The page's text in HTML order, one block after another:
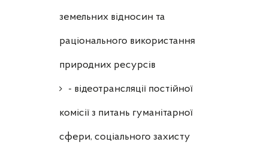
земельних відносин та
раціонального використання
природних ресурсів
- відеотрансляції постійної
комісії з питань гуманітарної
сфери, соціального захисту